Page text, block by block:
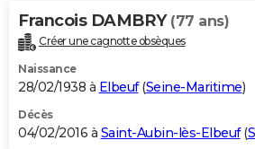
Francois DAMBRY (77 ans)
Créer une cagnotte obsèques
Naissance
28/02/1938 à Elbeuf(Seine-Maritime)
Décès
04/02/2016 à Saint-Aubin-lès-Elbeuf(